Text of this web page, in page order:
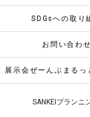
SDGsへの取り
お問い合わせ
展示会ぜーんぶまるっ
SANKEIプランニ